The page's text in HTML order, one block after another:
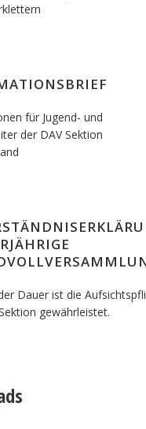
für Jugend- und
der DAV Sektion
Dauer ist die
gewährleistet.